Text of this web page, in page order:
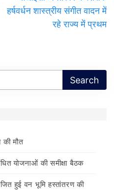
हर्षवर्धन शास्त्रीय संगीत वादन में
रहे राज्य में प्रथम
की मौत
योजनाओं की समीक्षा बैठक
हुई वन भूमि हस्तांतरण की